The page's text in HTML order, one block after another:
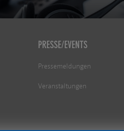
PRESSE/EVENTS
Pressemeldungen
Veranstaltungen